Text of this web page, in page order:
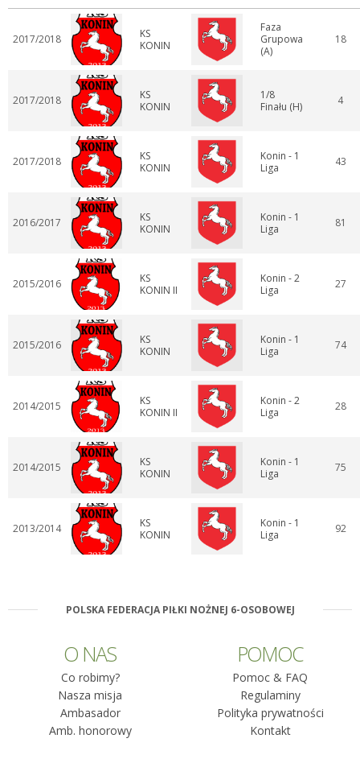
2017/2018
KS
KONIN
Faza
Grupowa
(A)
18
2017/2018
KS
KONIN
1/8
Finału (H)
4
2017/2018
KS
KONIN
Konin - 1
Liga
43
2016/2017
KS
KONIN
Konin - 1
Liga
81
2015/2016
KS
KONIN II
Konin - 2
Liga
27
2015/2016
KS
KONIN
Konin - 1
Liga
74
2014/2015
KS
KONIN II
Konin - 2
Liga
28
2014/2015
KS
KONIN
Konin - 1
Liga
75
2013/2014
KS
KONIN
Konin - 1
Liga
92
POLSKA FEDERACJA PIŁKI NOŻNEJ 6-OSOBOWEJ
O NAS
Co robimy?
Nasza misja
Ambasador
Amb. honorowy
POMOC
Pomoc & FAQ
Regulaminy
Polityka prywatności
Kontakt